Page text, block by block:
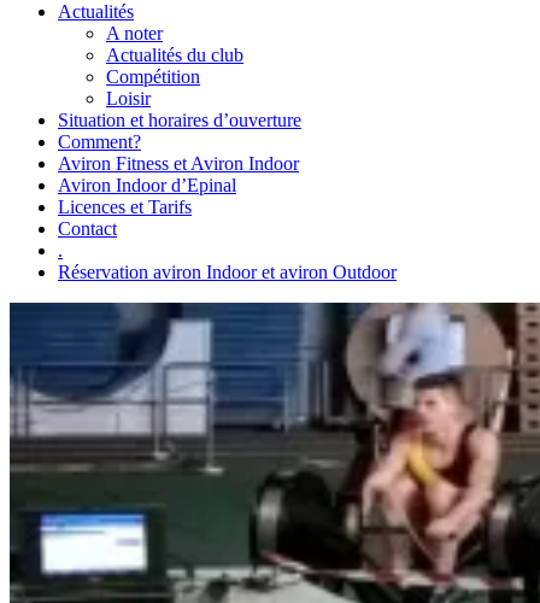
Actualités
A noter
Actualités du club
Compétition
Loisir
Situation et horaires d’ouverture
Comment?
Aviron Fitness et Aviron Indoor
Aviron Indoor d’Epinal
Licences et Tarifs
Contact
.
Réservation aviron Indoor et aviron Outdoor